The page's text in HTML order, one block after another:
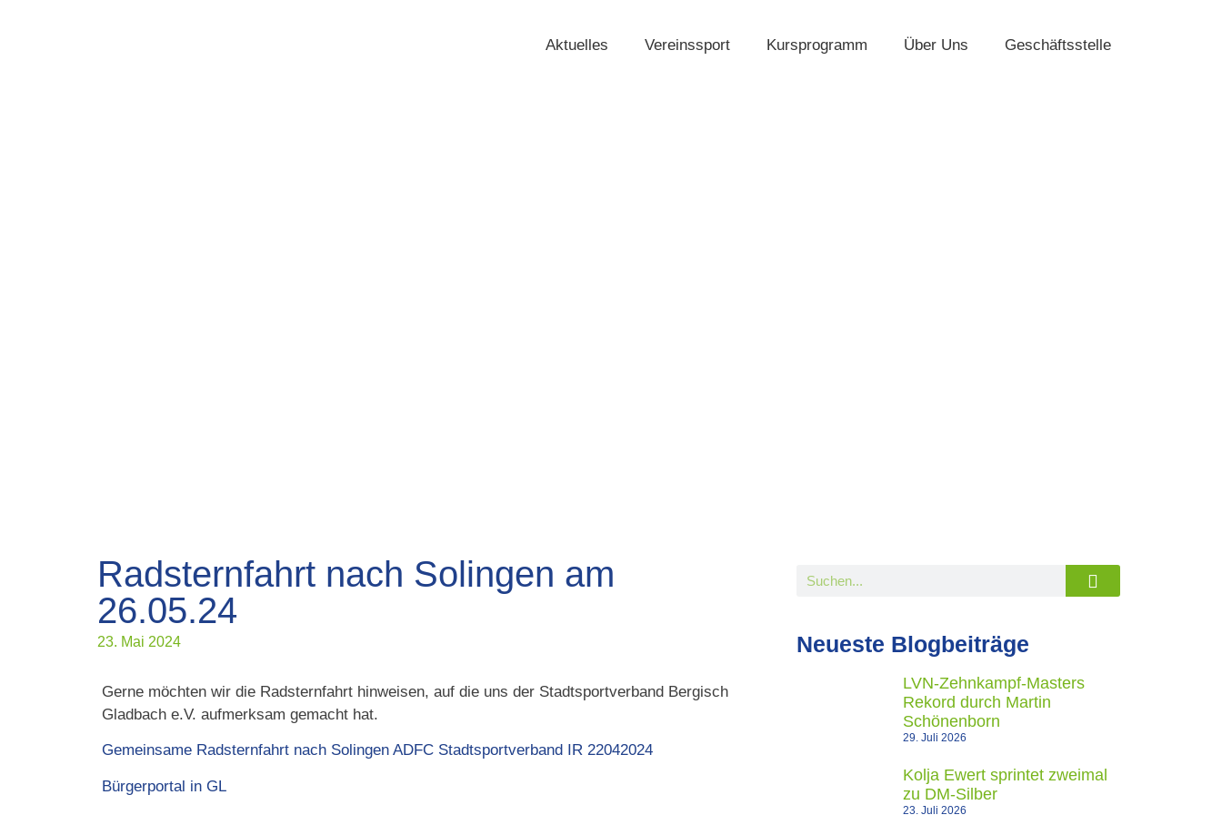
Aktuelles Vereinssport Kursprogramm Über Uns Geschäftsstelle
Radsternfahrt nach Solingen am
26.05.24
23. Mai 2024
Gerne möchten wir die Radsternfahrt hinweisen, auf die uns der Stadtsportverband Bergisch
Gladbach e.V. aufmerksam gemacht hat.
Gemeinsame Radsternfahrt nach Solingen ADFC Stadtsportverband IR 22042024
Bürgerportal in GL
Neueste Blogbeiträge
LVN-Zehnkampf-Masters
Rekord durch Martin
Schönenborn
29. Juli 2026
Kolja Ewert sprintet zweimal
zu DM-Silber
23. Juli 2026